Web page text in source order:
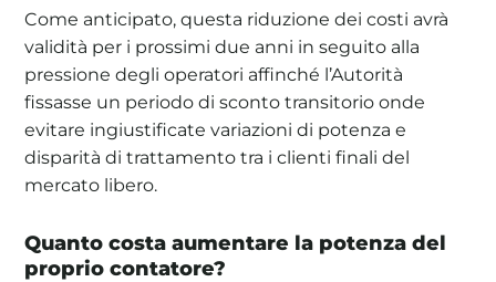
Come anticipato, questa riduzione dei costi avrà
validità per i prossimi due anni in seguito alla
pressione degli operatori affinché l’Autorità
fissasse un periodo di sconto transitorio onde
evitare ingiustificate variazioni di potenza e
disparità di trattamento tra i clienti finali del
mercato libero.
Quanto costa aumentare la potenza del
proprio contatore?